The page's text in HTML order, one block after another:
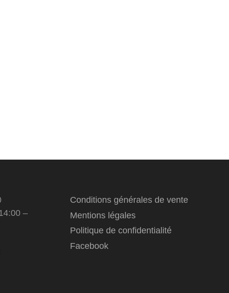
–
Conditions générales de vente
Mentions légales
Politique de confidentialité
Facebook